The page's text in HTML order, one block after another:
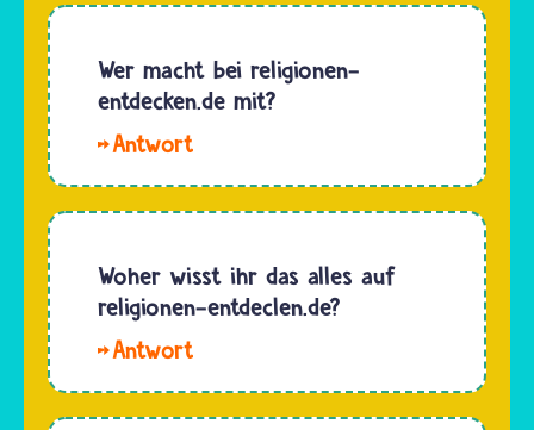
Unrecht
wird. Mit
dem
Kindertag
die…
Religion
verboten.
gab es
noch
nicht, als
Gebote
und…
Wer macht bei religionen-
entdecken.de mit?
der
religionen-
entdecken.de
arbeiten
viele
Menschen
mit:Die
Woher wisst ihr das alles auf
religionen-entdeclen.de?
Antworten